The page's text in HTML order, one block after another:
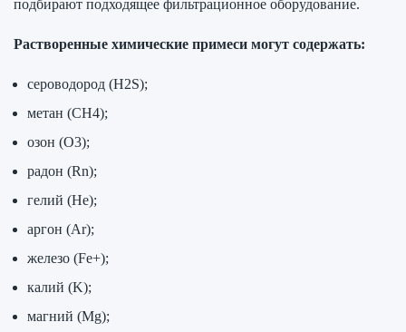
подбирают подходящее фильтрационное оборудование.
Растворенные химические примеси могут содержать:
сероводород (H2S);
метан (СН4);
озон (O3);
радон (Rn);
гелий (He);
аргон (Ar);
железо (Fe+);
калий (K);
магний (Mg);